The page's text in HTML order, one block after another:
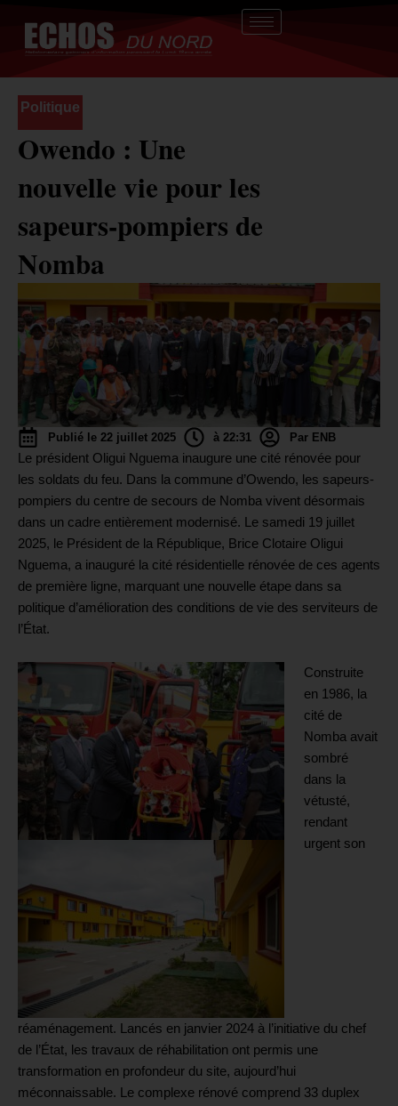
contenu
Politique
Owendo : Une
nouvelle vie pour les
sapeurs-pompiers de
Nomba
Publié le 22 juillet 2025 à 22:31 Par ENB
Le président Oligui Nguema inaugure une cité rénovée pour
les soldats du feu. Dans la commune d’Owendo, les sapeurs-
pompiers du centre de secours de Nomba vivent désormais
dans un cadre entièrement modernisé. Le samedi 19 juillet
2025, le Président de la République, Brice Clotaire Oligui
Nguema, a inauguré la cité résidentielle rénovée de ces agents
de première ligne, marquant une nouvelle étape dans sa
politique d’amélioration des conditions de vie des serviteurs de
l’État.
Construite
en 1986, la
cité de
Nomba avait
sombré
dans la
vétusté,
rendant
urgent son
réaménagement. Lancés en janvier 2024 à l’initiative du chef
de l’État, les travaux de réhabilitation ont permis une
transformation en profondeur du site, aujourd’hui
méconnaissable. Le complexe rénové comprend 33 duplex